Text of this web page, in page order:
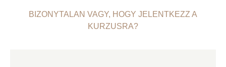
BIZONYTALAN VAGY, HOGY JELENTKEZZ A
KURZUSRA?